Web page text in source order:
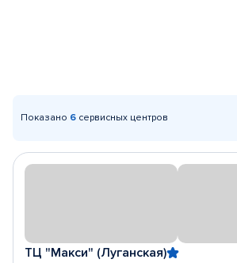
Показано 6 сервисных центров
ТЦ "Макси" (Луганская)